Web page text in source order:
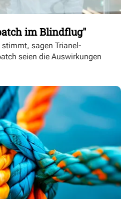
im Blindflug"
stimmt, sagen Trianel-
seien die Auswirkungen